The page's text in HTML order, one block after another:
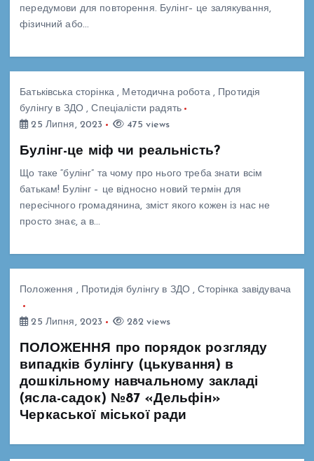
передумови для повторення. Булінг– це залякування,
фізичний або…
Батьківська сторінка, Методична робота, Протидія
булінгу в ЗДО ,Спеціалісти радять
25 Липня, 2023
475 views
Булінг-це міф чи реальність?
Що таке “булінг” та чому про нього треба знати всім
батькам! Булінг – це відносно новий термін для
пересічного громадянина, зміст якого кожен із нас не
просто знає, а в…
Положення , Протидія булінгу в ЗДО,Сторінка завідувача
25 Липня, 2023 282 views
ПОЛОЖЕННЯ про порядок розгляду
випадків булінгу (цькування) в
дошкільному навчальному закладі
(ясла-садок) №87 «Дельфін»
Черкаської міської ради